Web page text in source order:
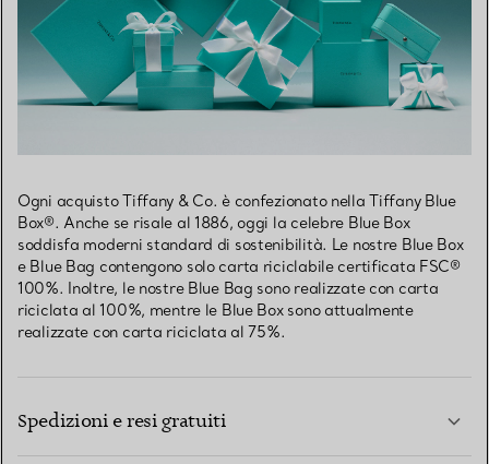
Ogni acquisto Tiffany & Co. è confezionato nella Tiffany Blue
Box®. Anche se risale al 1886, oggi la celebre Blue Box
soddisfa moderni standard di sostenibilità. Le nostre Blue Box
e Blue Bag contengono solo carta riciclabile certificata FSC®
100%. Inoltre, le nostre Blue Bag sono realizzate con carta
riciclata al 100%, mentre le Blue Box sono attualmente
realizzate con carta riciclata al 75%.
Spedizioni e resi gratuiti